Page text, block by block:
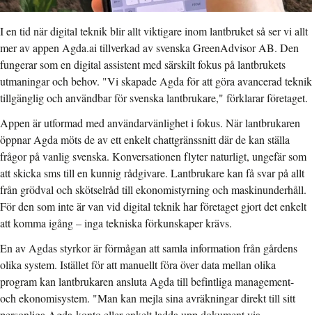
I en tid när digital teknik blir allt viktigare inom lantbruket så ser vi allt
mer av appen Agda.ai tillverkad av svenska GreenAdvisor AB. Den
fungerar som en digital assistent med särskilt fokus på lantbrukets
utmaningar och behov. "Vi skapade Agda för att göra avancerad teknik
tillgänglig och användbar för svenska lantbrukare," förklarar företaget.
Appen är utformad med användarvänlighet i fokus. När lantbrukaren
öppnar Agda möts de av ett enkelt chattgränssnitt där de kan ställa
frågor på vanlig svenska. Konversationen flyter naturligt, ungefär som
att skicka sms till en kunnig rådgivare. Lantbrukare kan få svar på allt
från grödval och skötselråd till ekonomistyrning och maskinunderhåll.
För den som inte är van vid digital teknik har företaget gjort det enkelt
att komma igång – inga tekniska förkunskaper krävs.
En av Agdas styrkor är förmågan att samla information från gårdens
olika system. Istället för att manuellt föra över data mellan olika
program kan lantbrukaren ansluta Agda till befintliga management-
och ekonomisystem. "Man kan mejla sina avräkningar direkt till sitt